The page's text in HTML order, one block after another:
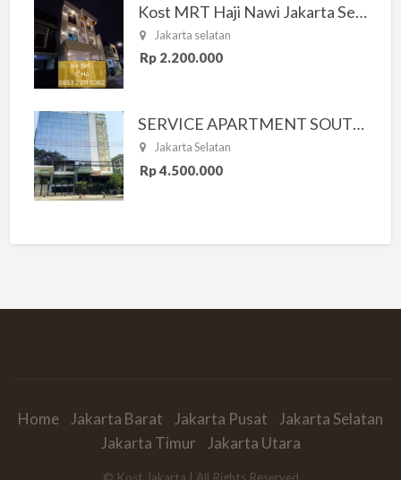
Kost MRT Haji Nawi Jakarta Selatan
Jakarta selatan
Rp 2.200.000
SERVICE APARTMENT SOUTH RESIDENCE
Jakarta Selatan
Rp 4.500.000
Home Jakarta Barat Jakarta Pusat
Jakarta Selatan
Jakarta Timur
Jakarta Utara
© Kost Jakarta | All Rights Reserved